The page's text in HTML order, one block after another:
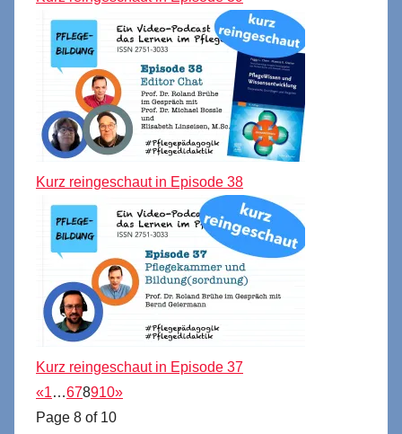
Kurz reingeschaut in Episode 38
Kurz reingeschaut in Episode 37
«1…678910»
Page 8 of 10